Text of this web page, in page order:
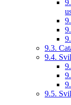
9.3.
9.4.
9.5.